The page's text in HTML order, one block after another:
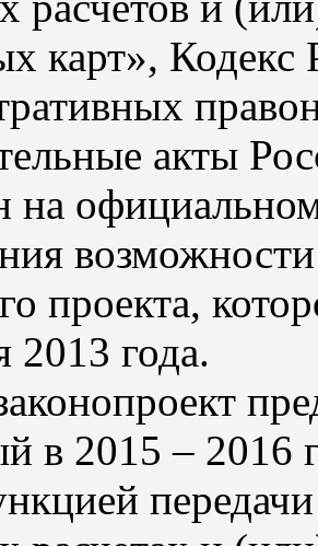
карт»,
акты
на
проекта,
2013 года.
в 2015 – 2016